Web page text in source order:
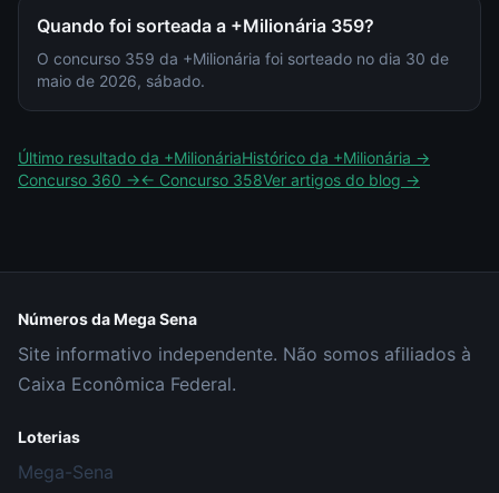
Quando foi sorteada a +Milionária 359?
O concurso 359 da +Milionária foi sorteado no dia 30 de
maio de 2026, sábado.
Último resultado da +MilionáriaHistórico da +Milionária →
Concurso 360 →← Concurso 358Ver artigos do blog →
Números da Mega Sena
Site informativo independente. Não somos afiliados à
Caixa Econômica Federal.
Loterias
Mega-Sena